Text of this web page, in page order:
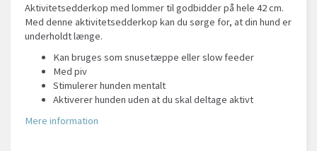
Aktivitetsedderkop med lommer til godbidder på hele 42 cm.
Med denne aktivitetsedderkop kan du sørge for, at din hund er
underholdt længe.
Kan bruges som snusetæppe eller slow feeder
Med piv
Stimulerer hunden mentalt
Aktiverer hunden uden at du skal deltage aktivt
Mere information